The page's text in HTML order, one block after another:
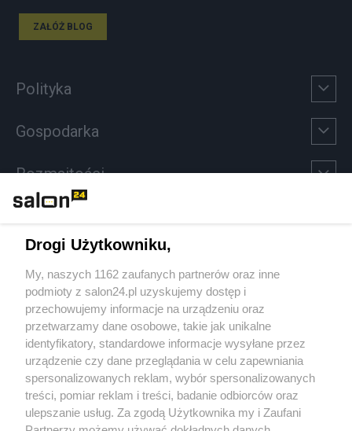
ZAŁÓŻ BLOG
Polityka
Gospodarka
Rozmaitości
Sport
Społeczeństwo
Kultura
X Facebook Instagram Youtube
Drogi Użytkowniku,
My, naszych 1162 zaufanych partnerów oraz inne
podmioty z salon24.pl uzyskujemy dostęp i
przechowujemy informacje na urządzeniu oraz
przetwarzamy dane osobowe, takie jak unikalne
identyfikatory, standardowe informacje wysyłane przez
urządzenie czy dane przeglądania w celu zapewniania
spersonalizowanych reklam, wybór spersonalizowanych
treści, pomiar reklam i treści, badanie odbiorców oraz
ulepszanie usług. Za zgodą Użytkownika my i Zaufani